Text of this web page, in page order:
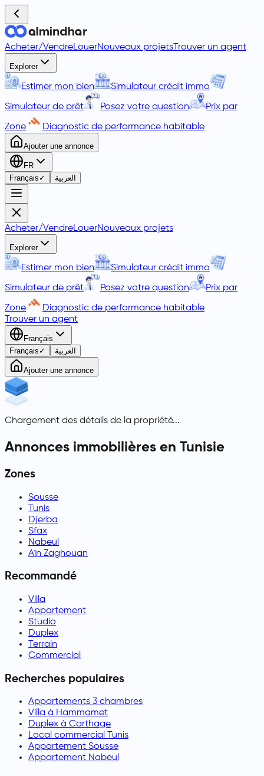
Acheter/VendreLouerNouveaux projets Trouver un agent
Explorer
Estimer mon bien Simulateur crédit immo
Simulateur de prêt Posez votre question Prix par
Zone Diagnostic de performance habitable
Ajouter une annonce
FR
Français ✓ العربية
Acheter/VendreLouerNouveaux projets
Explorer
Estimer mon bien Simulateur crédit immo
Simulateur de prêt Posez votre question Prix par
Zone
Diagnostic de performance habitable
Trouver un agent
Français
Français ✓ العربية
Ajouter une annonce
Chargement des détails de la propriété...
Annonces immobilières en Tunisie
Zones
Sousse
Tunis
Djerba
Sfax
Nabeul
Aïn Zaghouan
Recommandé
Villa
Appartement
Studio
Duplex
Terrain
Commercial
Recherches populaires
Appartements 3 chambres
Villa à Hammamet
Duplex à Carthage
Local commercial Tunis
Appartement Sousse
Appartement Nabeul